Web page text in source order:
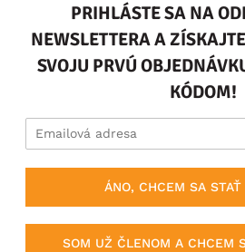
PRIHLÁSTE SA NA
NEWSLETTERA A
SVOJU PRVÚ
KÓDOM!
ÁNO, CHCEM SA STAŤ
SOM UŽ ČLENOM A CHCEM